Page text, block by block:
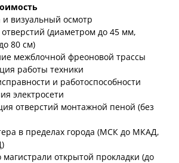
и визуальный осмотр
(диаметром до 45 мм,
80 см)
межблочной фреоновой трассы
работы техники
и работоспособности
электросети
отверстий монтажной пеной (без
в пределах города (МСК до МКАД,
магистрали открытой прокладки (до